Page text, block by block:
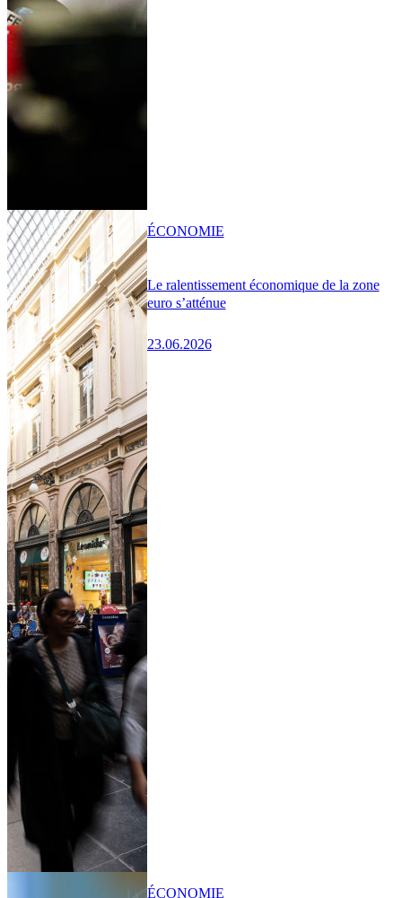
Le ralentissement économique de la zone
euro s’atténue
23.06.2026
ÉCONOMIE
ÉCONOMIE